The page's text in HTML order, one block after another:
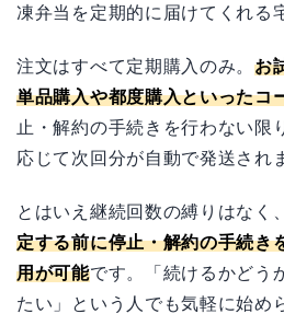
凍弁当を定期的に届けてくれる
注文はすべて定期購入のみ。お
単品購入や都度購入といったコ
止・解約の手続きを行わない限
応じて次回分が自動で発送され
とはいえ継続回数の縛りはなく、
定する前に停止・解約の手続き
用が可能です。「続けるかどう
たい」という人でも気軽に始め